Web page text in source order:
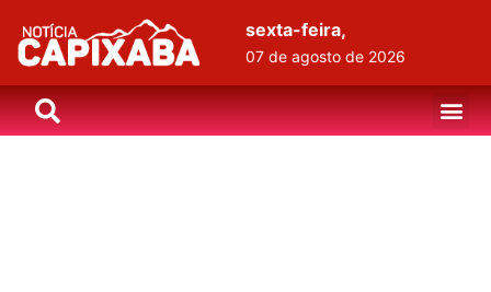
sexta-feira,
07 de agosto de 2026